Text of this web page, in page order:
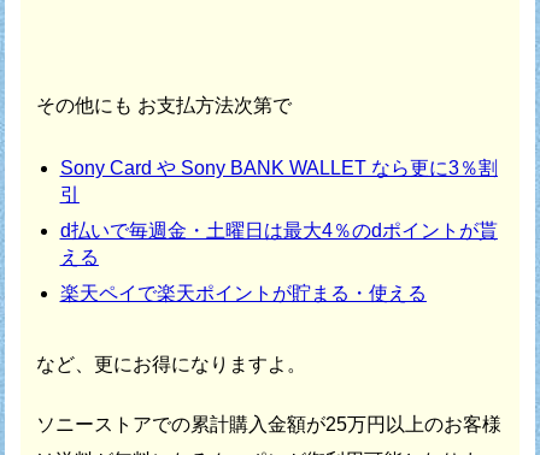
その他にも お支払方法次第で
Sony Card や Sony BANK WALLET なら更に3％割
引
d払いで毎週金・土曜日は最大4％のdポイントが貰
える
楽天ペイで楽天ポイントが貯まる・使える
など、更にお得になりますよ。
ソニーストアでの累計購入金額が25万円以上のお客様